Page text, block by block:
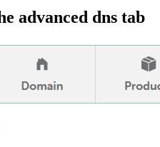
advanced dns tab